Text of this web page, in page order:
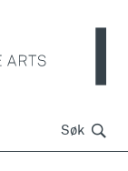
Søk Søk